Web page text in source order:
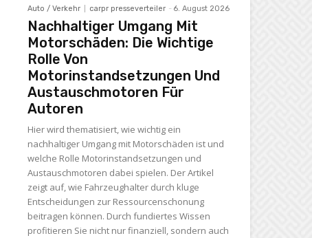
Auto / Verkehr carpr presseverteiler - 6. August 2026
Nachhaltiger Umgang Mit
Motorschäden: Die Wichtige
Rolle Von
Motorinstandsetzungen Und
Austauschmotoren Für
Autoren
Hier wird thematisiert, wie wichtig ein
nachhaltiger Umgang mit Motorschäden ist und
welche Rolle Motorinstandsetzungen und
Austauschmotoren dabei spielen. Der Artikel
zeigt auf, wie Fahrzeughalter durch kluge
Entscheidungen zur Ressourcenschonung
beitragen können. Durch fundiertes Wissen
profitieren Sie nicht nur finanziell, sondern auch